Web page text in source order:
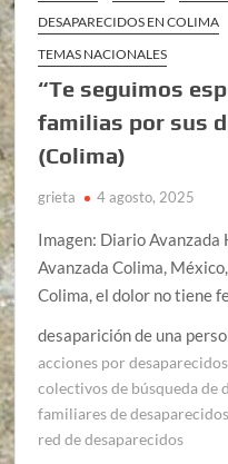
DESAPARECIDOS EN COLIMA
TEMAS NACIONALES
“Te seguimos
familias por sus
(Colima)
grieta 4 agosto, 2025
Imagen: Diario
Avanzada Colima,
Colima, el dolor no tiene
desaparición de una
acciones por desaparecidos
colectivos de búsqueda de
familiares de desaparecidos
red de desaparecidos